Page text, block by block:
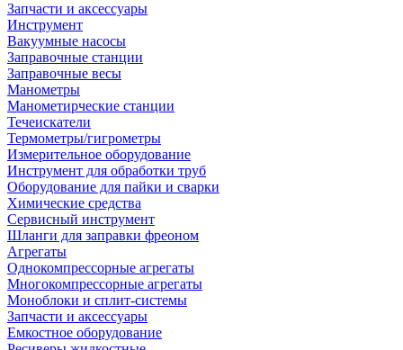
Запчасти и аксессуары
Инструмент
Вакуумные насосы
Заправочные станции
Заправочные весы
Манометры
Манометирческие станции
Течеискатели
Термометры/гигрометры
Измерительное оборудование
Инструмент для обработки труб
Оборудование для пайки и сварки
Химические средства
Сервисный инструмент
Шланги для заправки фреоном
Агрегаты
Однокомпрессорные агрегаты
Многокомпрессорные агрегаты
Моноблоки и сплит-системы
Запчасти и аксессуары
Емкостное оборудование